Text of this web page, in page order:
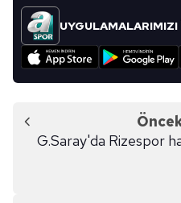
UYGULAMALARIMIZI
G.Saray'da Rizespor